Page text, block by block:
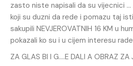
zasto niste napisali da su vijecnici
koji su duzni da rede i pomazu taj
sakupili NEVJEROVATNIH 16 KM u
pokazali ko su i u cijem interesu
ZA GLAS BI I G….E DALI A OBRAZ ZA